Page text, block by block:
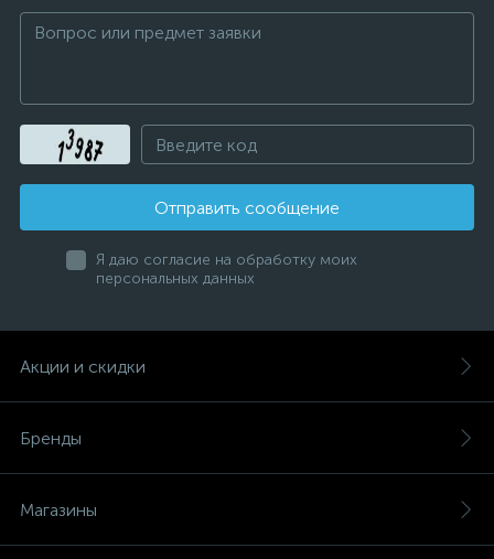
Отправить сообщение
Я даю согласие на обработку моих
персональных данных
Акции и скидки
Бренды
Магазины